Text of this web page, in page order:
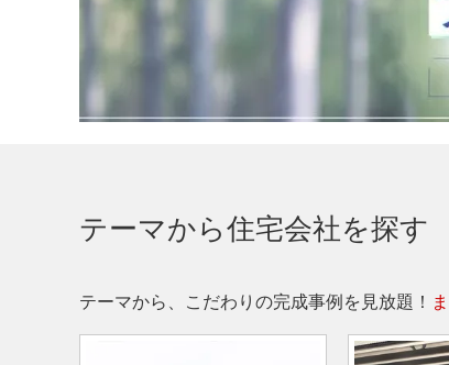
テーマから住宅会社を探す
テーマから、こだわりの完成事例を見放題！